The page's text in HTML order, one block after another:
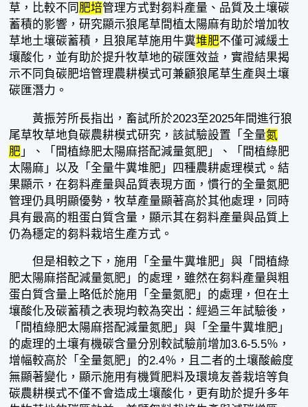
草，比較不同 肥培管理方式對芻料產量、品質及土壤碳
蓄積的影響，研究顯示狼尾草間植太陽麻有助於增加牧
草地土壤碳蓄積，且狼尾草施用牛糞堆肥不僅可減緩土
壤酸化，並有助於提升牧草地的碳匯效益，實證結果揭
示不同負碳肥培管理農耕模式可兼顧狼尾草生產與土壤
碳匯潛力。
黃振芳所長指出，畜試所於2023至2025年間進行狼
尾草牧草地負碳農耕模式研究，該試驗設置「全量氮
肥 」、「間植綠肥太陽麻搭配減量氮肥」、「間植綠肥
太陽麻」以及「全量牛糞堆肥」四種農耕處理模式。結
果顯示，在芻料產量與品質表現方面，慣行的全量氮肥
管理仍具明顯優勢，牧草產量顯著高於其他處理，同時
具有最高的粗蛋白質含量，顯示其在芻料產量與品質上
仍為穩定的芻料栽培生產方式。
但是相較之下，施用「全量牛糞堆肥」與「間植綠
肥太陽麻搭配減量氮肥」的處理，雖然在芻料產量與粗
蛋白質含量上略低於施用「全量氮肥」的處理，但在土
壤酸化及碳蓄積之表現均較為突出：經過三年試驗後，
「間植綠肥太陽麻搭配減量氮肥」與「全量牛糞堆肥」
的處理的土壤有機碳含量分別較試驗前增加3.6-5.5％，
增幅較高於「全量氮肥」的2.4％，且二者的土壤酸鹼度
無顯著變化，顯示施用有機質肥料及環境友善栽培等負
碳農耕模式不僅不會造成土壤酸化，更有助於提升多年